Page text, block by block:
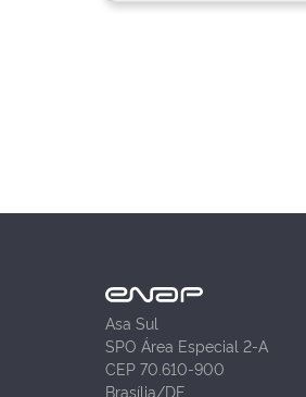
Asa Sul
SPO Área Especial 2-A
CEP 70.610-900
Brasília/DF